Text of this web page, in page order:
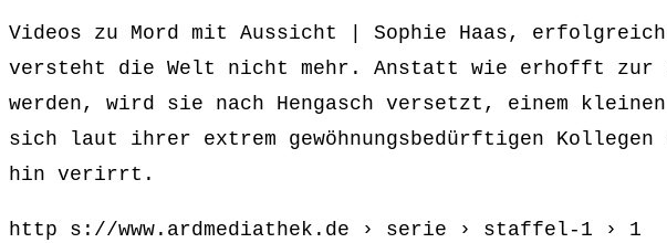
Videos zu Mord mit Aussicht | Sophie Haas,
versteht die Welt nicht mehr. Anstatt wie erhofft zur
werden, wird sie nach Hengasch versetzt, einem
sich laut ihrer extrem gewöhnungsbedürftigen
hin verirrt.
http s://www.ardmediathek.de › serie › staffel-1 › 1